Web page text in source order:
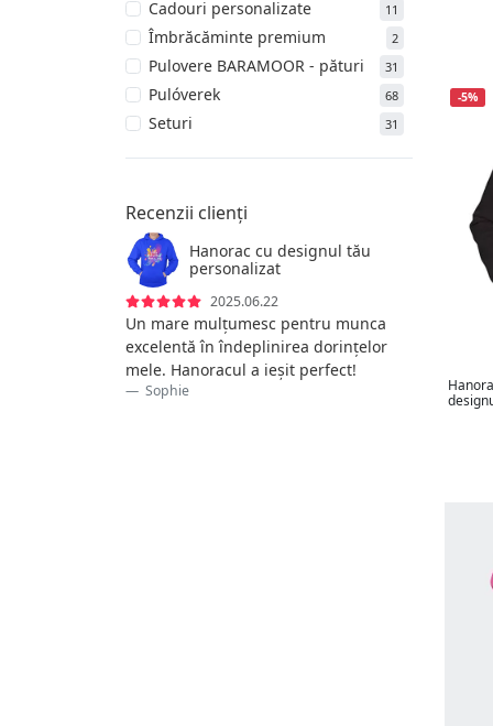
Cadouri personalizate 11
Îmbrăcăminte premium 2
Pulovere BARAMOOR - pături 31
Pulóverek 68
Seturi 31
Recenzii clienți
Hanorac cu designul tău
personalizat
2025.06.22
Un mare mulțumesc pentru munca
excelentă în îndeplinirea dorințelor
mele. Hanoracul a ieșit perfect!
Sophie
-5%